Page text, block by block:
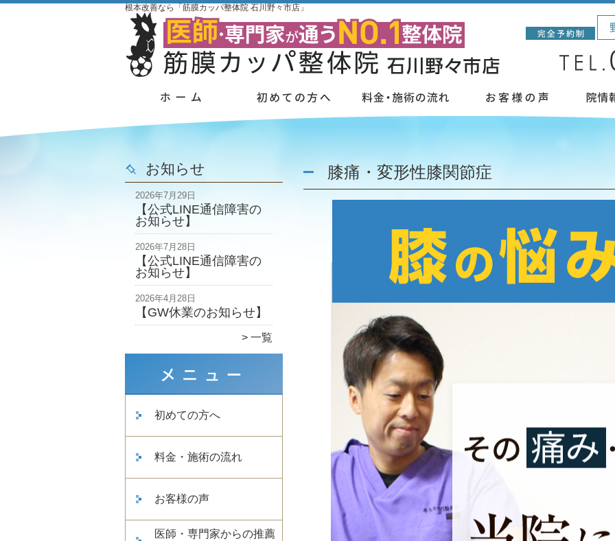
根本改善なら「筋膜カッパ整体院 石川野々市店」
お知らせ
2026年7月29日
【公式LINE通信障害の
お知らせ】
2026年7月28日
【公式LINE通信障害の
お知らせ】
2026年4月28日
【GW休業のお知らせ】
一覧
初めての方へ
料金・施術の流れ
お客様の声
医師・専門家からの推薦
膝痛・変形性膝関節症